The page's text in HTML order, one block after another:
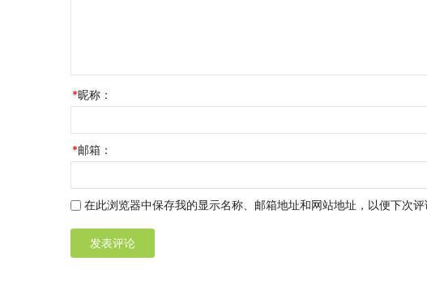
*昵称：
*邮箱：
在此浏览器中保存我的显示名称、邮箱地址和网站地址，以便下次评